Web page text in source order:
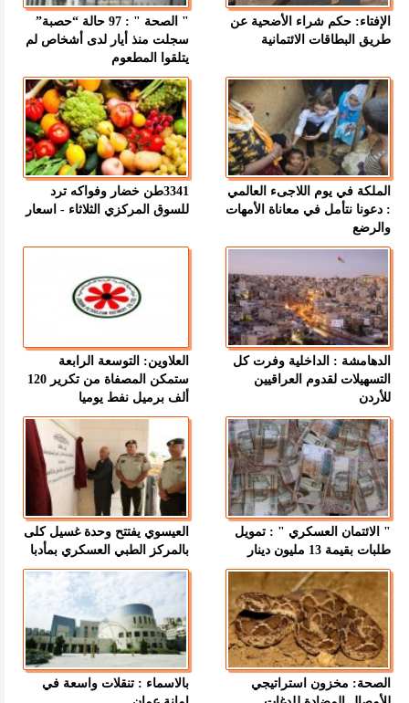
الإفتاء: حكم شراء الأضحية عن
طريق البطاقات الائتمانية
" الصحة " : 97 حالة “حصبة”
سجلت منذ أيار لدى أشخاص لم
يتلقوا المطعوم
الملكة في يوم اللاجىء العالمي
: دعونا نتأمل في معاناة الأمهات
والرضع
3341طن خضار وفواكه ترد
للسوق المركزي الثلاثاء - اسعار
الدهامشة : الداخلية وفرت كل
التسهيلات لقدوم العراقيين
للأردن
العلاوين: التوسعة الرابعة
ستمكن المصفاة من تكرير 120
ألف برميل نفط يوميا
" الائتمان العسكري " : تمويل
طلبات بقيمة 13 مليون دينار
العيسوي يفتتح وحدة غسيل كلى
بالمركز الطبي العسكري بمأدبا
الصحة: مخزون استراتيجي
بالاسماء : تنقلات واسعة في